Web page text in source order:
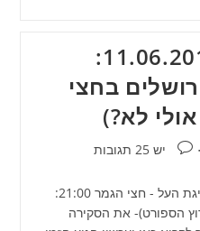
אירועי דיומא – 11.06.2018:
בחצי
לא?)
תגובות:
יש 25 תגובות
כדורסל / יאיר זעפרני פיינל פור ליגת העל - חצי הגמר 21:00:
הספורט)- את הסקירה